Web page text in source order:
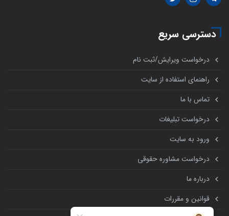
دسترسی سریع
درخواست ویرایش/ثبت نام
راهنمای استفاده از سایت
تماس با ما
درخواست تبلیغات
ورود به سایت
درخواست مشاوره حقوقی
درباره ما
قوانین و مقررات